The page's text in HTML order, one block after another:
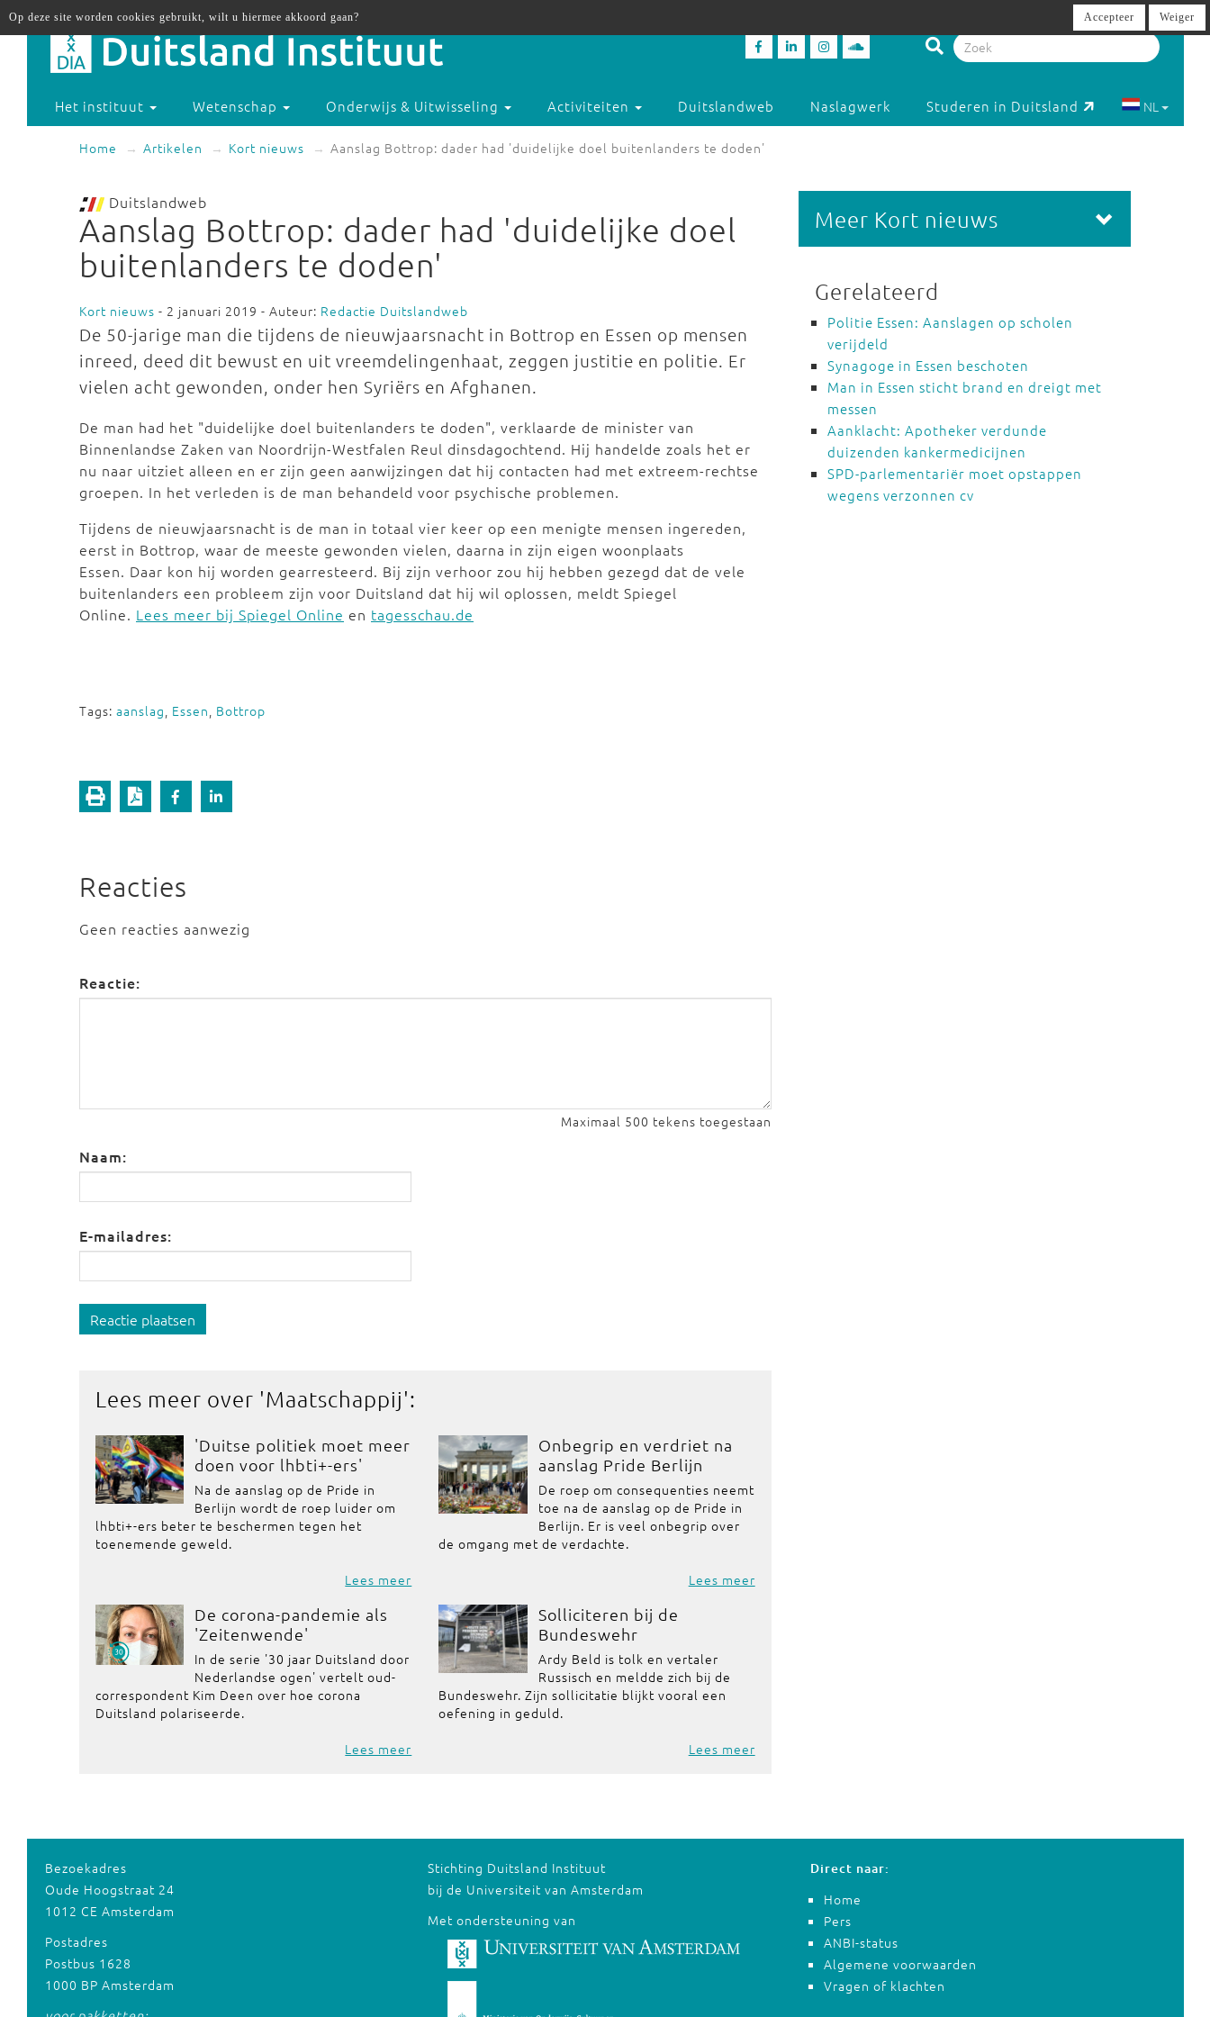
Het instituut Wetenschap Onderwijs & Uitwisseling Activiteiten Duitslandweb Naslagwerk Studeren in Duitsland NL
Home Artikelen Kort nieuws Aanslag Bottrop: dader had 'duidelijke doel buitenlanders te doden'
Duitslandweb
Aanslag Bottrop: dader had 'duidelijke doel
buitenlanders te doden'
Kort nieuws - 2 januari 2019 - Auteur: Redactie Duitslandweb
De 50-jarige man die tijdens de nieuwjaarsnacht in Bottrop en Essen op mensen
inreed, deed dit bewust en uit vreemdelingenhaat, zeggen justitie en politie. Er
vielen acht gewonden, onder hen Syriërs en Afghanen.
De man had het "duidelijke doel buitenlanders te doden", verklaarde de minister van
Binnenlandse Zaken van Noordrijn-Westfalen Reul dinsdagochtend. Hij handelde zoals het er
nu naar uitziet alleen en er zijn geen aanwijzingen dat hij contacten had met extreem-rechtse
groepen. In het verleden is de man behandeld voor psychische problemen.
Tijdens de nieuwjaarsnacht is de man in totaal vier keer op een menigte mensen ingereden,
eerst in Bottrop, waar de meeste gewonden vielen, daarna in zijn eigen woonplaats
Essen. Daar kon hij worden gearresteerd. Bij zijn verhoor zou hij hebben gezegd dat de vele
buitenlanders een probleem zijn voor Duitsland dat hij wil oplossen, meldt Spiegel
Online. Lees meer bij Spiegel Online en tagesschau.de
Tags: aanslag, Essen, Bottrop
Reacties
Geen reacties aanwezig
Reactie:
Maximaal 500 tekens toegestaan
Naam:
E-mailadres:
Reactie plaatsen
Lees meer over 'Maatschappij':
'Duitse politiek moet meer
doen voor lhbti+-ers'
Na de aanslag op de Pride in
Berlijn wordt de roep luider om
lhbti+-ers beter te beschermen tegen het
toenemende geweld.
Lees meer
Onbegrip en verdriet na
aanslag Pride Berlijn
De roep om consequenties neemt
toe na de aanslag op de Pride in
Berlijn. Er is veel onbegrip over
de omgang met de verdachte.
Lees meer
De corona-pandemie als
'Zeitenwende'
In de serie '30 jaar Duitsland door
Nederlandse ogen' vertelt oud-
correspondent Kim Deen over hoe corona
Duitsland polariseerde.
Lees meer
Solliciteren bij de
Bundeswehr
Ardy Beld is tolk en vertaler
Russisch en meldde zich bij de
Bundeswehr. Zijn sollicitatie blijkt vooral een
oefening in geduld.
Lees meer
Meer Kort nieuws
Gerelateerd
Politie Essen: Aanslagen op scholen
verijdeld
Synagoge in Essen beschoten
Man in Essen sticht brand en dreigt met
messen
Aanklacht: Apotheker verdunde
duizenden kankermedicijnen
SPD-parlementariër moet opstappen
wegens verzonnen cv
Bezoekadres
Oude Hoogstraat 24
1012 CE Amsterdam
Postadres
Postbus 1628
1000 BP Amsterdam
Stichting Duitsland Instituut
bij de Universiteit van Amsterdam
Met ondersteuning van
Direct naar:
Home
Pers
ANBI-status
Algemene voorwaarden
Vragen of klachten
Op deze site worden cookies gebruikt, wilt u hiermee akkoord gaan? Accepteer Weiger